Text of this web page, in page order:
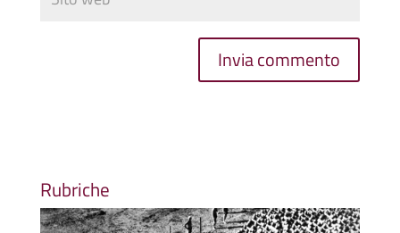
Rubriche